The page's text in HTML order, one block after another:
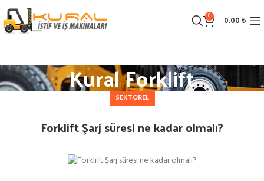
0 0.00₺
Kural Forklift
SEKTOREL
Forklift Şarj süresi ne kadar olmalı?